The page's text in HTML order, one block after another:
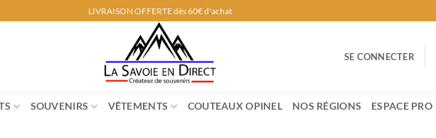
LIVRAISON OFFERTE dès 60€ d'achat
SE CONNECTER
SOUVENIRS VÊTEMENTS COUTEAUX OPINEL NOS RÉGIONS ESPACE PRO